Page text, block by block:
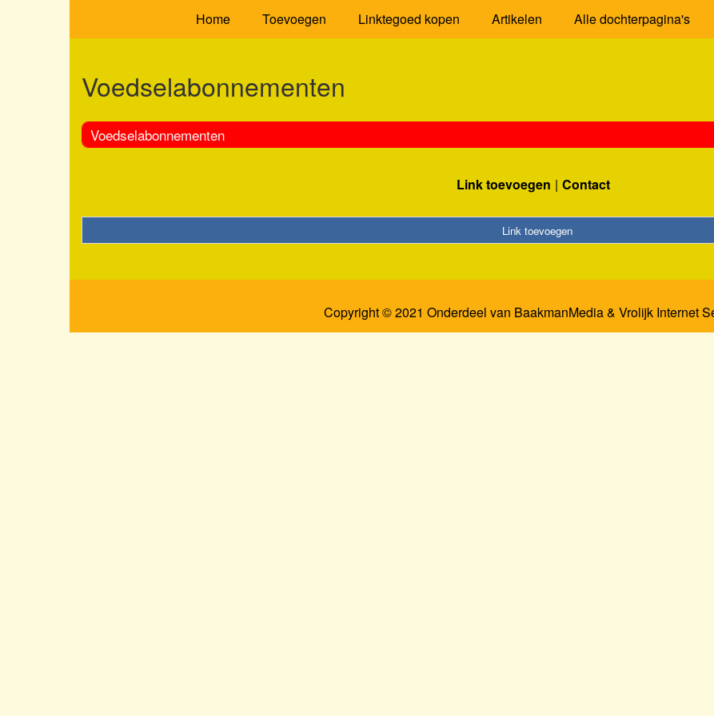
Home Toevoegen Linktegoed kopen Artikelen Alle dochterpagina's
Voedselabonnementen
Voedselabonnementen
Link toevoegen Contact
Link toevoegen
Copyright © 2021 Onderdeel van BaakmanMedia& Vrolijk Internet